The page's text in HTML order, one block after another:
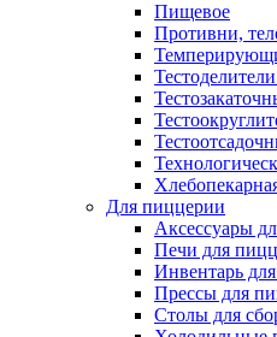
Пищевое
Противни,
Для пиццерии
Аксессуары
Печи для
Инвентарь
Прессы для
Столы для